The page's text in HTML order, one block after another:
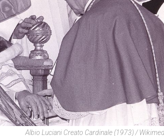
Albio Luciani Creato Cardinale (1973) /